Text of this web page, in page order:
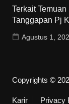
Terkait
Tanggapan Pj
Agustus 1,
Copyrights ©
Karir Privacy